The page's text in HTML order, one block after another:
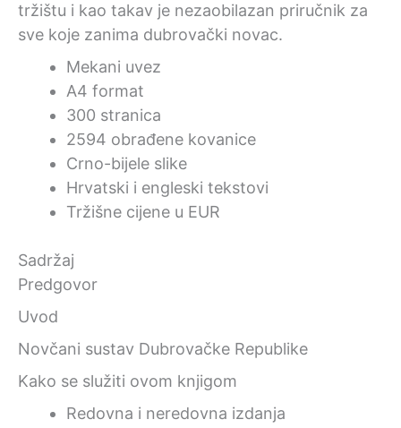
tržištu i kao takav je nezaobilazan priručnik za
sve koje zanima dubrovački novac.
Mekani uvez
A4 format
300 stranica
2594 obrađene kovanice
Crno-bijele slike
Hrvatski i engleski tekstovi
Tržišne cijene u EUR
Sadržaj
Predgovor
Uvod
Novčani sustav Dubrovačke Republike
Kako se služiti ovom knjigom
Redovna i neredovna izdanja